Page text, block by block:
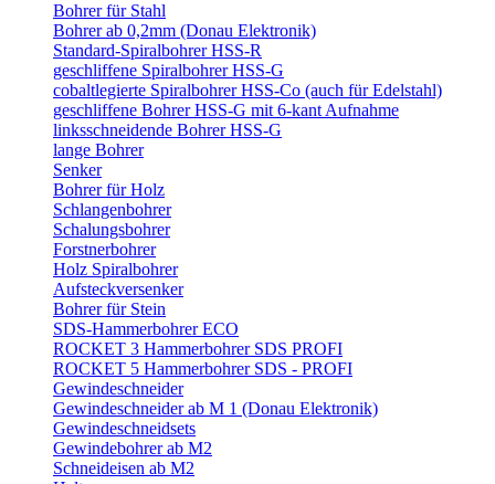
Bohrer für Stahl
Bohrer ab 0,2mm (Donau Elektronik)
Standard-Spiralbohrer HSS-R
geschliffene Spiralbohrer HSS-G
cobaltlegierte Spiralbohrer HSS-Co (auch für Edelstahl)
geschliffene Bohrer HSS-G mit 6-kant Aufnahme
linksschneidende Bohrer HSS-G
lange Bohrer
Senker
Bohrer für Holz
Schlangenbohrer
Schalungsbohrer
Forstnerbohrer
Holz Spiralbohrer
Aufsteckversenker
Bohrer für Stein
SDS-Hammerbohrer ECO
ROCKET 3 Hammerbohrer SDS PROFI
ROCKET 5 Hammerbohrer SDS - PROFI
Gewindeschneider
Gewindeschneider ab M 1 (Donau Elektronik)
Gewindeschneidsets
Gewindebohrer ab M2
Schneideisen ab M2